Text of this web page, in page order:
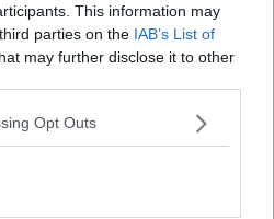
This information may
parties on the IAB’s List of
may further disclose it to other
Opt Outs
en vrac - Génère des
secondes